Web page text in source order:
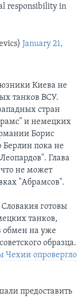
responsibility in
January 21,
Киева не
танков ВСУ.
стран
и немецких
Борис
Берлин пока не
Глава
не может
"Абрамсов".
готовы
танков,
обмен на уже
образца.
Чехии опровергло
предоставить